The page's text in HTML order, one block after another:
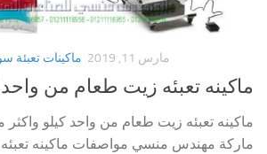
ماكينات تعبئة مارس 11, 2019
ماكينه تعبئه زيت طعام من واحد
ماركة مهندس منسي مواصفات ماكينه